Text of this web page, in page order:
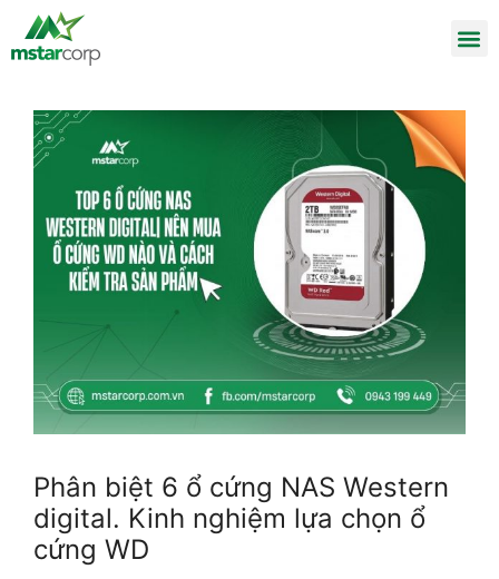
Phân biệt 6 ổ cứng NAS Western
digital. Kinh nghiệm lựa chọn ổ
cứng WD